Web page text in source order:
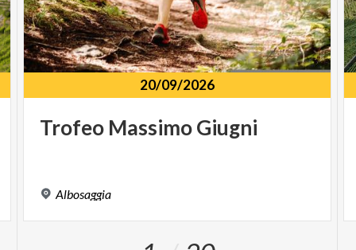
20/09/2026
Trofeo MassimoGiugni
Albosaggia